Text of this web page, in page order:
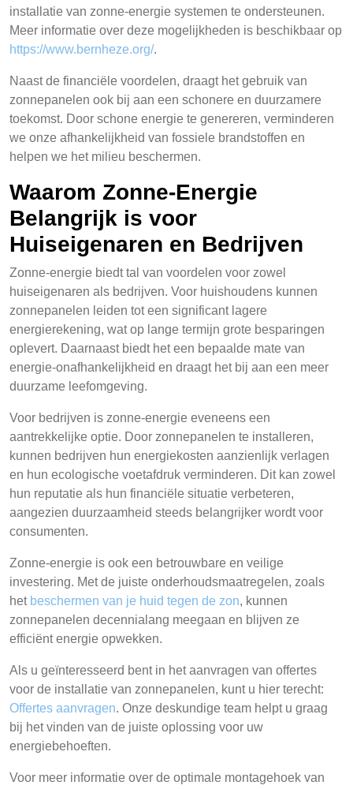
installatie van zonne-energie systemen te ondersteunen.
Meer informatie over deze mogelijkheden is beschikbaar op
https://www.bernheze.org/.
Naast de financiële voordelen, draagt het gebruik van
zonnepanelen ook bij aan een schonere en duurzamere
toekomst. Door schone energie te genereren, verminderen
we onze afhankelijkheid van fossiele brandstoffen en
helpen we het milieu beschermen.
Waarom Zonne-Energie
Belangrijk is voor
Huiseigenaren en Bedrijven
Zonne-energie biedt tal van voordelen voor zowel
huiseigenaren als bedrijven. Voor huishoudens kunnen
zonnepanelen leiden tot een significant lagere
energierekening, wat op lange termijn grote besparingen
oplevert. Daarnaast biedt het een bepaalde mate van
energie-onafhankelijkheid en draagt het bij aan een meer
duurzame leefomgeving.
Voor bedrijven is zonne-energie eveneens een
aantrekkelijke optie. Door zonnepanelen te installeren,
kunnen bedrijven hun energiekosten aanzienlijk verlagen
en hun ecologische voetafdruk verminderen. Dit kan zowel
hun reputatie als hun financiële situatie verbeteren,
aangezien duurzaamheid steeds belangrijker wordt voor
consumenten.
Zonne-energie is ook een betrouwbare en veilige
investering. Met de juiste onderhoudsmaatregelen, zoals
het beschermen van je huid tegen de zon, kunnen
zonnepanelen decennialang meegaan en blijven ze
efficiënt energie opwekken.
Als u geïnteresseerd bent in het aanvragen van offertes
voor de installatie van zonnepanelen, kunt u hier terecht:
Offertes aanvragen. Onze deskundige team helpt u graag
bij het vinden van de juiste oplossing voor uw
energiebehoeften.
Voor meer informatie over de optimale montagehoek van